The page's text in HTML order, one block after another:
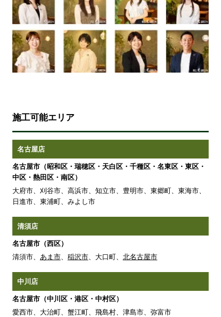
施工可能エリア
名古屋店
名古屋市（昭和区・瑞穂区・天白区・千種区・名東区・東区・
中区・熱田区・南区）
大府市、刈谷市、高浜市、知立市、豊明市、東郷町、東海市、
日進市、東浦町、みよし市
清須店
名古屋市（西区）
清須市、 あま市、 稲沢市、大口町、 北名古屋市
中川店
名古屋市（中川区・港区・中村区）
愛西市、大治町、蟹江町、飛島村、津島市、弥富市